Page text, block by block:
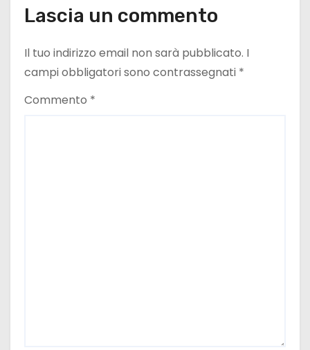
Lascia un commento
Il tuo indirizzo email non sarà pubblicato. I
campi obbligatori sono contrassegnati *
Commento *